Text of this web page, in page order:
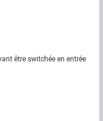
être switchée en entrée